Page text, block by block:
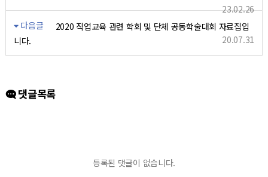
23.02.26
다음글
2020 직업교육 관련 학회 및 단체 공동학술대회 자료집입
니다.
20.07.31
댓글목록
등록된 댓글이 없습니다.